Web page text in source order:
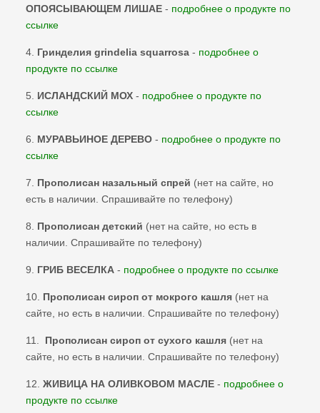
ОПОЯСЫВАЮЩЕМ ЛИШАЕ - подробнее о продукте по
ссылке
4. Гринделия grindelia squarrosa - подробнее о
продукте по ссылке
5. ИСЛАНДСКИЙ МОХ - подробнее о продукте по
ссылке
6. МУРАВЬИНОЕ ДЕРЕВО - подробнее о продукте по
ссылке
7. Прополисан назальный спрей (нет на сайте, но
есть в наличии. Спрашивайте по телефону)
8. Прополисан детский (нет на сайте, но есть в
наличии. Спрашивайте по телефону)
9. ГРИБ ВЕСЕЛКА - подробнее о продукте по ссылке
10. Прополисан сироп от мокрого кашля (нет на
сайте, но есть в наличии. Спрашивайте по телефону)
11. Прополисан сироп от сухого кашля (нет на
сайте, но есть в наличии. Спрашивайте по телефону)
12.ЖИВИЦА НА ОЛИВКОВОМ МАСЛЕ - подробнее о
продукте по ссылке